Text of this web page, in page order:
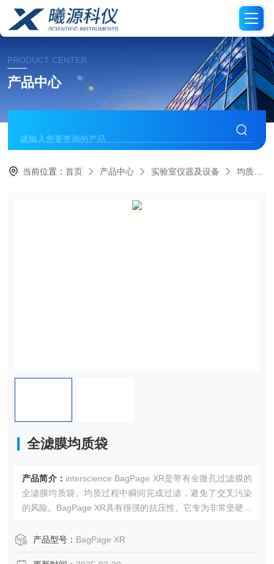
PRODUCT CENTER
产品中心
当前位置：首页 产品中心 实验室仪器及设备 均质袋
全滤膜均质袋
产品简介： interscience BagPage XR是带有全微孔过滤膜的
全滤膜均质袋。均质过程中瞬间完成过滤，避免了交叉污染
的风险。BagPage XR具有很强的抗压性。它专为非常坚硬的
产品型号： BagPage XR